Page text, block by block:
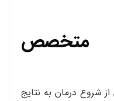
متخصص
۱۸ تا ۲۴ ماه پس از شروع درمان به نتایج